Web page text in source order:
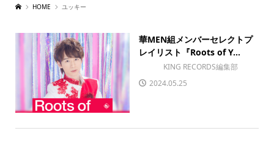
HOME ユッキー
華MEN組メンバーセレクトプ
レイリスト『Roots of Y...
KING RECORDS編集部
2024.05.25